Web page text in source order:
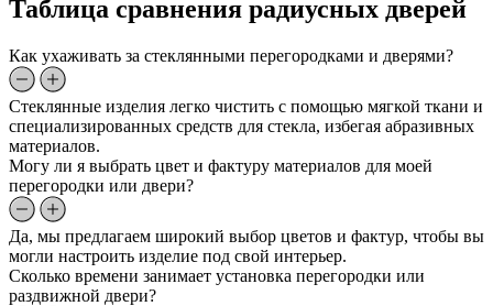
Таблица сравнения радиусных дверей
Как ухаживать за стеклянными перегородками и дверями?
Стеклянные изделия легко чистить с помощью мягкой ткани и
специализированных средств для стекла, избегая абразивных
материалов.
Могу ли я выбрать цвет и фактуру материалов для моей
перегородки или двери?
Да, мы предлагаем широкий выбор цветов и фактур, чтобы вы
могли настроить изделие под свой интерьер.
Сколько времени занимает установка перегородки или
раздвижной двери?